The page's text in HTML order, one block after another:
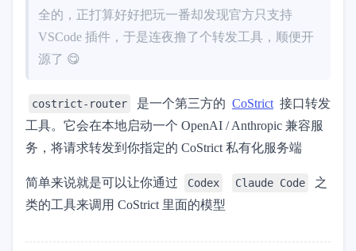
全的，正打算好好把玩一番却发现官方只支持
VSCode 插件，于是连夜撸了个转发工具，顺便开
源了 😋
costrict-router 是一个第三方的 CoStrict 接口转发
工具。它会在本地启动一个 OpenAI / Anthropic 兼容服
务，将请求转发到你指定的 CoStrict 私有化服务端
简单来说就是可以让你通过 Codex Claude Code
之
类的工具来调用 CoStrict 里面的模型